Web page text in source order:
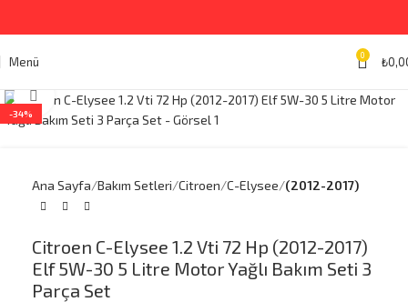
Menü 0 ₺
-34%
Büyütmek için tıklayın
Ana Sayfa Bakım Setleri Citroen C-Elysee (2012-2017)
Citroen C-Elysee 1.2 Vti 72 Hp (2012-2017)
Elf 5W-30 5 Litre Motor Yağlı Bakım Seti 3
Parça Set